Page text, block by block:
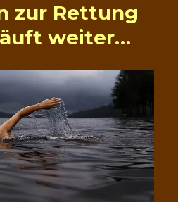
zur Rettung
weiter…